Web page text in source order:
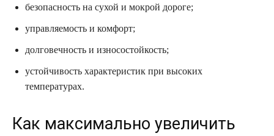
безопасность на сухой и мокрой дороге;
управляемость и комфорт;
долговечность и износостойкость;
устойчивость характеристик при высоких
температурах.
Как максимально увеличить